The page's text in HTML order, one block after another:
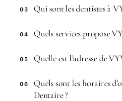
03 Qui sont les dentistes à
04 Quels services propose
05 Quelle est l’adresse de
06
Quels sont les horaires
Dentaire ?